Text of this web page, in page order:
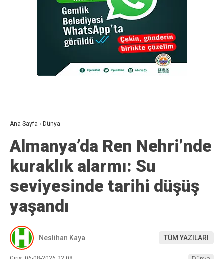
Ana Sayfa › Dünya
Almanya’da Ren Nehri’nde
kuraklık alarmı: Su
seviyesinde tarihi düşüş
yaşandı
Neslihan Kaya TÜM YAZILARI